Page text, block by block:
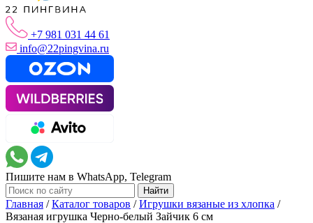
+7 981 031 44 61
info@22pingvina.ru
Пишите нам в WhatsApp, Telegram
Главная /Каталог товаров /Игрушки вязаные из хлопка /
Вязаная игрушка Черно-белый Зайчик 6 см